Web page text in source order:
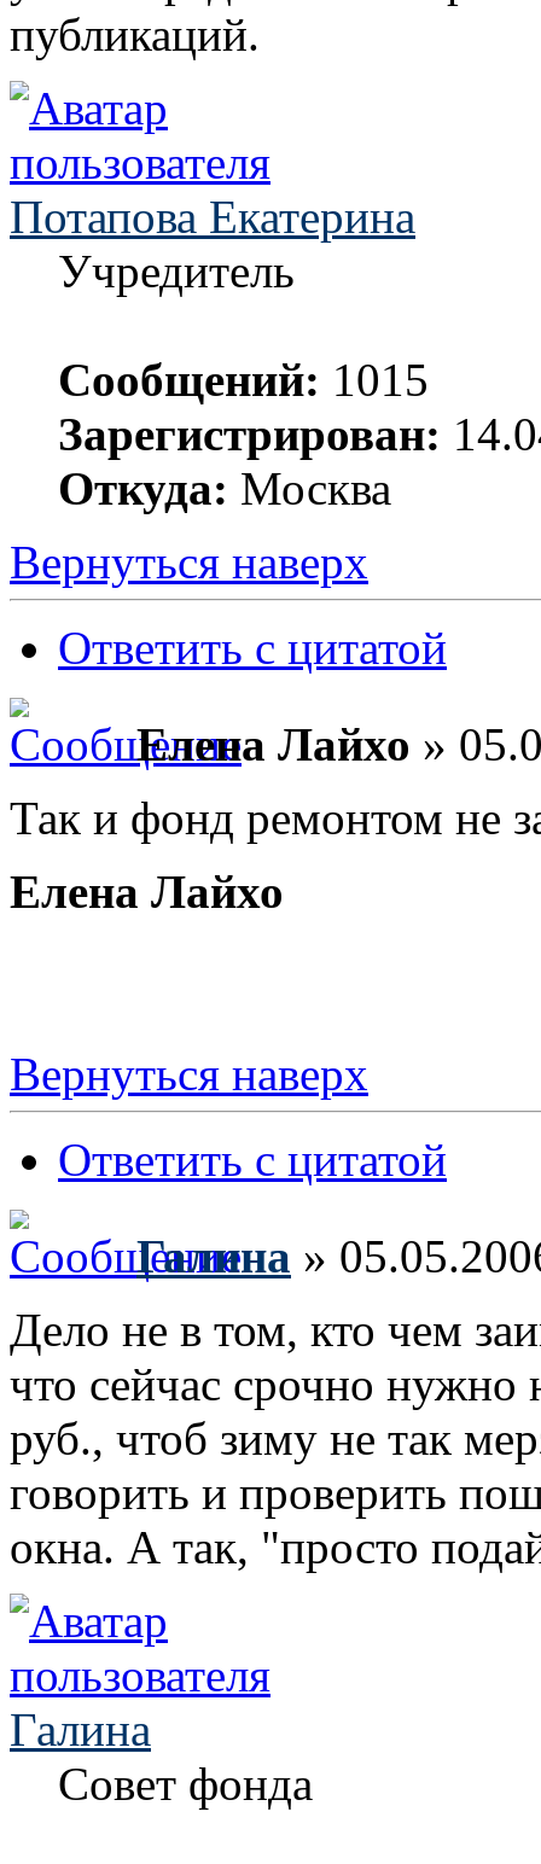
публикаций.
Потапова Екатерина
Учредитель
Сообщений: 1015
Зарегистрирован:
Откуда: Москва
Вернуться наверх
Ответить с цитатой
Елена Лайхо »
Так и фонд ремонтом не
Елена Лайхо
Вернуться наверх
Ответить с цитатой
Галина »
Дело не в том, кто чем
что сейчас срочно нужно
руб., чтоб зиму не так
говорить и проверить
окна. А так, "просто
Галина
Совет фонда